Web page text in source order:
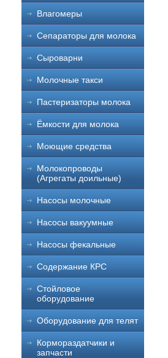
Влагомеры
Сепараторы для молока
Сыроварни
Молочные такси
Пастеризаторы молока
Ёмкости для молока
Моющие средства
Молокопроводы
(Агрегаты доильные)
Насосы молочные
Насосы вакуумные
Насосы фекальные
Содержание КРС
Стойловое
оборудование
Оборудование для телят
Кормораздатчики и
запчасти